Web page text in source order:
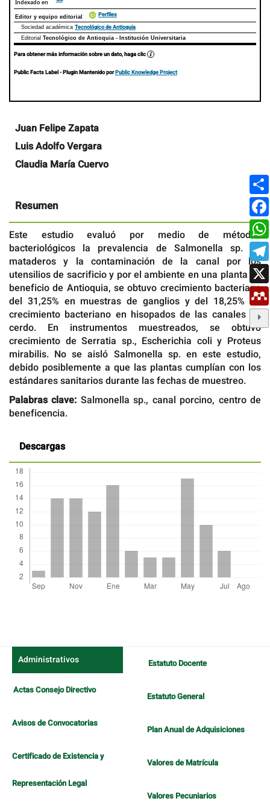
Indexado en
Editor y equipo editorial Perfiles
Sociedad académica Tecnológico de Antioquia
Editorial Tecnológico de Antioquia - Institución Universitaria
Para obtener más información sobre un dato, haga clic
Public Facts Label- Plugin Mantenido porPublic Knowledge Project
Contenido
principal
del
artículo
Juan Felipe Zapata
Luis Adolfo Vergara
Claudia María Cuervo
Resumen
Este estudio evaluó por medio de métodos
bacteriológicos la prevalencia de Salmonella sp. en
mataderos y la contaminación de la canal por los
utensilios de sacrificio y por el ambiente en una planta de
beneficio de Antioquia, se obtuvo crecimiento bacteriano
del 31,25% en muestras de ganglios y del 18,25% de
crecimiento bacteriano en hisopados de las canales de
cerdo. En instrumentos muestreados, se obtuvo
crecimiento de Serratia sp., Escherichia coli y Proteus
mirabilis. No se aisló Salmonella sp. en este estudio,
debido posiblemente a que las plantas cumplían con los
estándares sanitarios durante las fechas de muestreo.
Palabras clave: Salmonella sp., canal porcino, centro de
beneficencia.
Descargas
Administrativos
Actas Consejo Directivo
Avisos de Convocatorias
Certificado de Existencia y
Representación Legal
Estatuto Docente
Estatuto General
Plan Anual de Adquisiciones
Valores de Matrícula
Valores Pecuniarios